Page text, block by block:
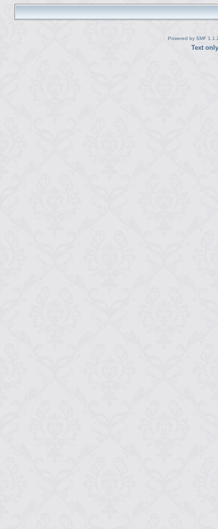
Powered by SMF
Text